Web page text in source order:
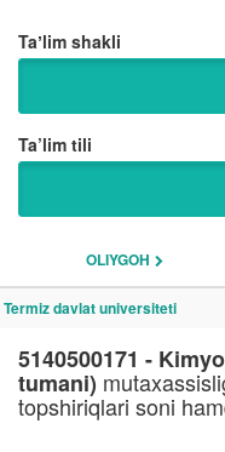
Taʼlim shakli
Ta’lim tili
OLIYGOH
Termiz davlat universiteti
5140500171 -
tumani)
topshiriqlari soni